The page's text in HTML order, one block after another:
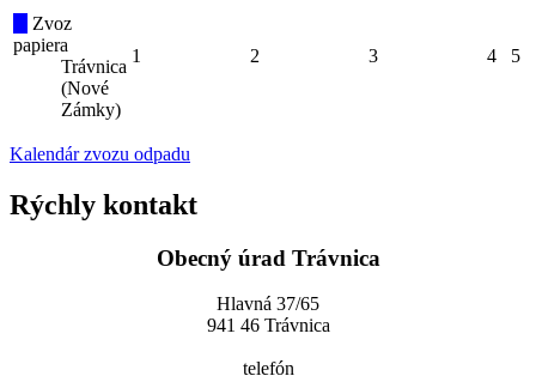
Zvoz
papiera
Trávnica
(Nové
Zámky)
1 2 3 4 5
Kalendár zvozu odpadu
Rýchly kontakt
Obecný úrad Trávnica
Hlavná 37/65
941 46 Trávnica
telefón